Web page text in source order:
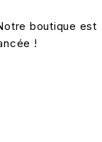
boutique est
!